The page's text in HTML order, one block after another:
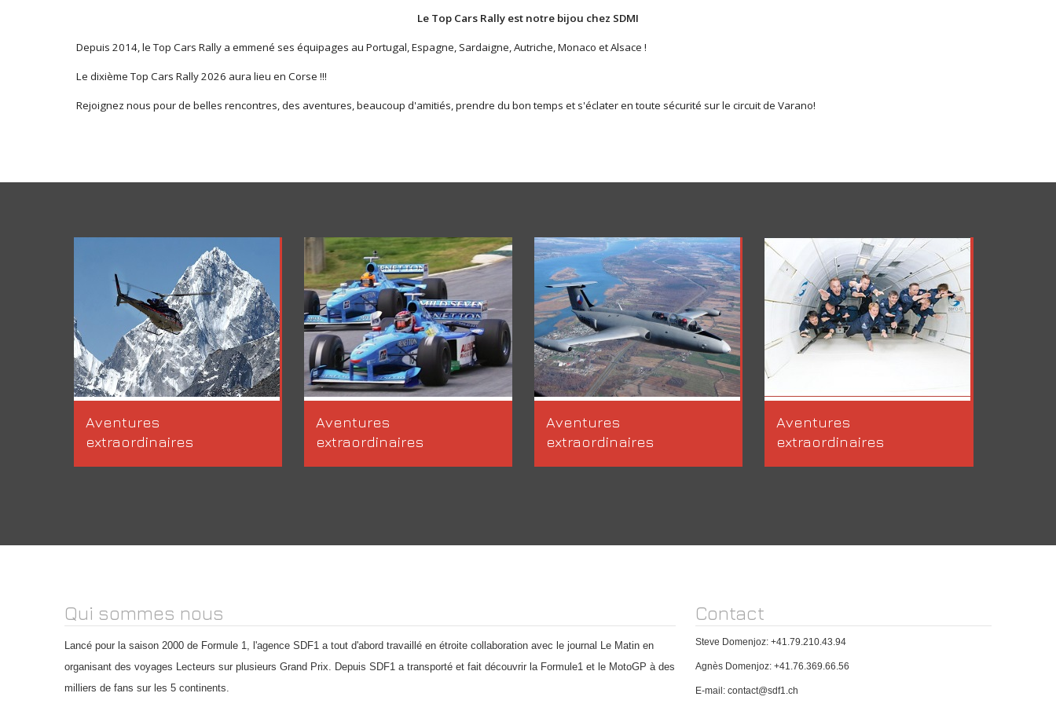
Le Top Cars Rally est notre bijou chez SDMI
Depuis 2014, le Top Cars Rally a emmené ses équipages au Portugal, Espagne, Sardaigne, Autriche, Monaco et Alsace !
Le dixième Top Cars Rally 2026 aura lieu en Corse !!!
Rejoignez nous pour de belles rencontres, des aventures, beaucoup d'amitiés, prendre du bon temps et s'éclater en toute sécurité sur le circuit de Varano!
Aventures
extraordinaires
Aventures
extraordinaires
Aventures
extraordinaires
Aventures
extraordinaires
Qui sommes nous
Lancé pour la saison 2000 de Formule 1, l'agence SDF1 a tout d'abord travaillé en étroite collaboration avec le journal Le Matin en
organisant des voyages Lecteurs sur plusieurs Grand Prix. Depuis SDF1 a transporté et fait découvrir la Formule1 et le MotoGP à des
milliers de fans sur les 5 continents.
Contact
Steve Domenjoz: +41.79.210.43.94
Agnès Domenjoz: +41.76.369.66.56
E-mail: contact@sdf1.ch